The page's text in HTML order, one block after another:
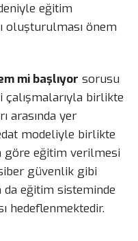
eğitim
oluşturulması önem
mi başlıyor sorusu
çalışmalarıyla birlikte
arasında yer
modeliyle birlikte
göre eğitim verilmesi
güvenlik gibi
da eğitim sisteminde
hedeflenmektedir.